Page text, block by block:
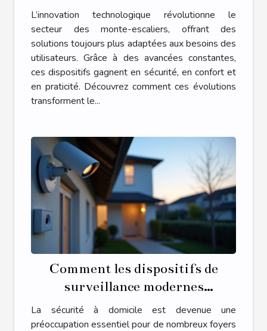
les monte-escaliers ?
L’innovation technologique révolutionne le
secteur des monte-escaliers, offrant des
solutions toujours plus adaptées aux besoins des
utilisateurs. Grâce à des avancées constantes,
ces dispositifs gagnent en sécurité, en confort et
en praticité. Découvrez comment ces évolutions
transforment le...
Comment les dispositifs de
surveillance modernes
renforcent-ils la sécurité
domestique ?
La sécurité à domicile est devenue une
préoccupation essentiel pour de nombreux foyers